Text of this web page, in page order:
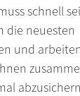
schnell
die neuesten
und arbeiten